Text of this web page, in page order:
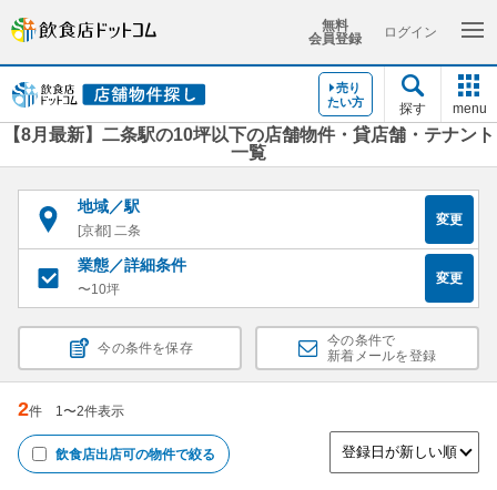
無料
会員登録
ログイン
売り
たい方
探す menu
【8月最新】二条駅の10坪以下の店舗物件・貸店舗・テナント
一覧
地域／駅
[京都] 二条
変更
業態／詳細条件
〜10坪
変更
今の条件を保存
今の条件で
新着メールを登録
2件 1〜2件表示
飲食店出店可の物件で絞る